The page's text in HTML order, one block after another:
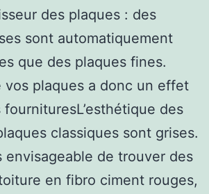
des plaques : des
sont automatiquement
que des plaques fines.
vos plaques a donc un effet
des
classiques sont grises.
envisageable de trouver des
en fibro ciment rouges,